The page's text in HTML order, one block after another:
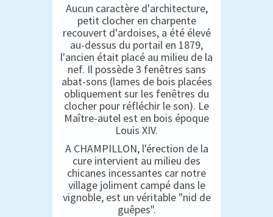
Aucun caractère d'architecture,
petit clocher en charpente
recouvert d'ardoises, a été élevé
au-dessus du portail en 1879,
l'ancien était placé au milieu de la
nef. Il possède 3 fenêtres sans
abat-sons (lames de bois placées
obliquement sur les fenêtres du
clocher pour réfléchir le son). Le
Maître-autel est en bois époque
Louis XIV.
A CHAMPILLON, l'érection de la
cure intervient au milieu des
chicanes incessantes car notre
village joliment campé dans le
vignoble, est un véritable "nid de
guêpes".